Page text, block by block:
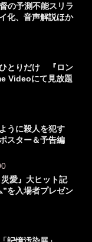
の予測不能スリラ
化、音声解説ほか
とりだけ 『ロン
Videoにて見放題
うに殺人を犯す
スター＆予告編
愛』大ヒット記
を入場者プレゼン